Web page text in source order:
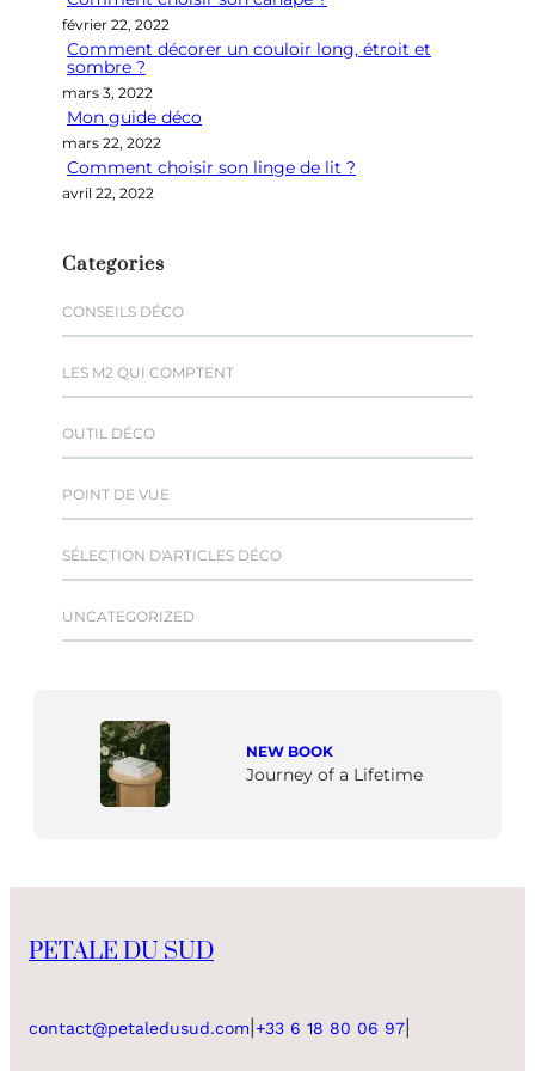
e
février 22, 2022
Comment décorer un couloir long, étroit et
sombre ?
mars 3, 2022
Mon guide déco
mars 22, 2022
Comment choisir son linge de lit ?
avril 22, 2022
Categories
CONSEILS DÉCO
LES M2 QUI COMPTENT
OUTIL DÉCO
POINT DE VUE
SÉLECTION D'ARTICLES DÉCO
UNCATEGORIZED
NEW BOOK
Journey of a Lifetime
PETALE DU SUD
contact@petaledusud.com +33 6 18 80 06 97